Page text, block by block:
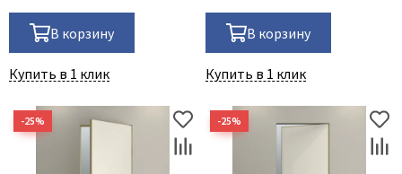
В корзину
Купить в 1 клик
В корзину
Купить в 1 клик